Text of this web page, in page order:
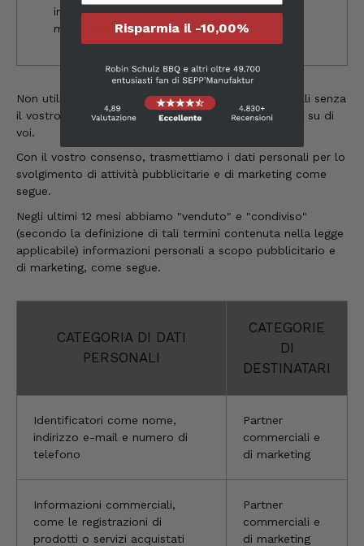
indirizzo IP o altri
mezzi tecnici
Non utilizziamo o pubblichiamo i vostri dati personali senza
il vostro consenso o allo scopo di trarre conclusioni su di
voi.
Con il vostro consenso, trasmettiamo i dati personali per lo
svolgimento di attività pubblicitarie e di marketing come
segue.
Negli ultimi 12 mesi abbiamo "venduto" e "condiviso"
(secondo la definizione di tali termini contenuta nella legge
applicabile) informazioni personali a scopo pubblicitario e
di marketing, come segue.
CATEGORIA DI DATI
PERSONALI
CATEGORIE
DI
DESTINATARI
Identificatori come nome,
indirizzo e-mail e numero di
telefono
Partner
commerciali e
di marketing
Informazioni commerciali,
come le registrazioni di
prodotti o servizi acquistati
Partner
commerciali e
di marketing
Semplicemente delizioso e lo mangiamo in
un batter d'occhio!!!!!!! Per questo ne
Cliente verificato
Qualità di prima scelta, conveniente e
veloce. Ci tornerò volentieri. Grazie!
Cliente verificato
7.8.2026
Cliente verificato
È tutto buonissimo, sembra delizioso e lo
ordinerò sicuramente ancora. 👍🤤🤤❤️
Ellen
Cliente verificato
Il vostro Speck 🥓 è semplicemente da
Risparmia il -10,00%